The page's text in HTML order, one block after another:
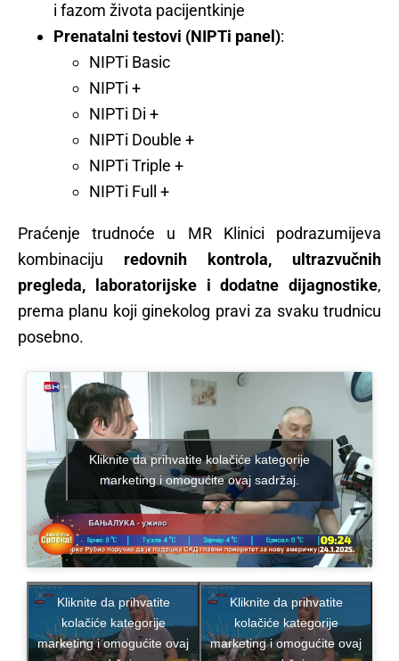
i fazom života pacijentkinje
Prenatalni testovi (NIPTi panel):
NIPTi Basic
NIPTi +
NIPTi Di +
NIPTi Double +
NIPTi Triple +
NIPTi Full +
Praćenje trudnoće u MR Klinici podrazumijeva
kombinaciju redovnih kontrola, ultrazvučnih
pregleda, laboratorijske i dodatne dijagnostike,
prema planu koji ginekolog pravi za svaku trudnicu
posebno.
Kliknite da prihvatite kolačiće kategorije
marketing i omogućite ovaj sadržaj.
Kliknite da prihvatite
kolačiće kategorije
marketing i omogućite ovaj
Kliknite da prihvatite
kolačiće kategorije
marketing i omogućite ovaj